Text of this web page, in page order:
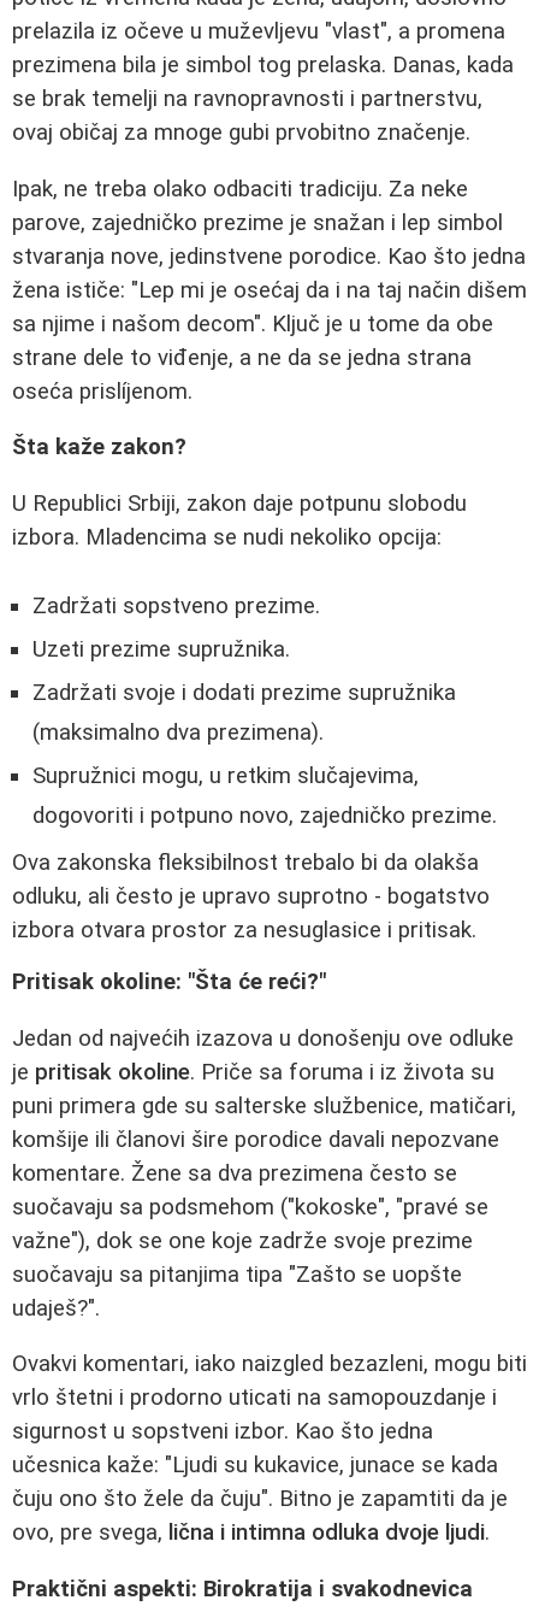
prelazila iz očeve u muževljevu "vlast", a promena
prezimena bila je simbol tog prelaska. Danas, kada
se brak temelji na ravnopravnosti i partnerstvu,
ovaj običaj za mnoge gubi prvobitno značenje.
Ipak, ne treba olako odbaciti tradiciju. Za neke
parove, zajedničko prezime je snažan i lep simbol
stvaranja nove, jedinstvene porodice. Kao što jedna
žena ističe: "Lep mi je osećaj da i na taj način dišem
sa njime i našom decom". Ključ je u tome da obe
strane dele to viđenje, a ne da se jedna strana
oseća prislíjenom.
Šta kaže zakon?
U Republici Srbiji, zakon daje potpunu slobodu
izbora. Mladencima se nudi nekoliko opcija:
Zadržati sopstveno prezime.
Uzeti prezime supružnika.
Zadržati svoje i dodati prezime supružnika
(maksimalno dva prezimena).
Supružnici mogu, u retkim slučajevima,
dogovoriti i potpuno novo, zajedničko prezime.
Ova zakonska fleksibilnost trebalo bi da olakša
odluku, ali često je upravo suprotno - bogatstvo
izbora otvara prostor za nesuglasice i pritisak.
Pritisak okoline: "Šta će reći?"
Jedan od najvećih izazova u donošenju ove odluke
je pritisak okoline. Priče sa foruma i iz života su
puni primera gde su salterske službenice, matičari,
komšije ili članovi šire porodice davali nepozvane
komentare. Žene sa dva prezimena često se
suočavaju sa podsmehom ("kokoske", "pravé se
važne"), dok se one koje zadrže svoje prezime
suočavaju sa pitanjima tipa "Zašto se uopšte
udaješ?".
Ovakvi komentari, iako naizgled bezazleni, mogu biti
vrlo štetni i prodorno uticati na samopouzdanje i
sigurnost u sopstveni izbor. Kao što jedna
učesnica kaže: "Ljudi su kukavice, junace se kada
čuju ono što žele da čuju". Bitno je zapamtiti da je
ovo, pre svega, lična i intimna odluka dvoje ljudi.
Praktični aspekti: Birokratija i svakodnevica